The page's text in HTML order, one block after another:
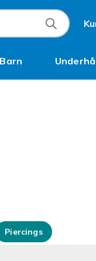
Barn
Piercings